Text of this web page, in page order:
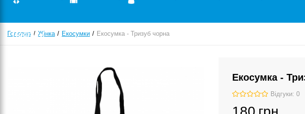
Послуги
Головна Жінка Екосумки Екосумка - Тризуб чорна
Екосумка -
Відгуки: 0